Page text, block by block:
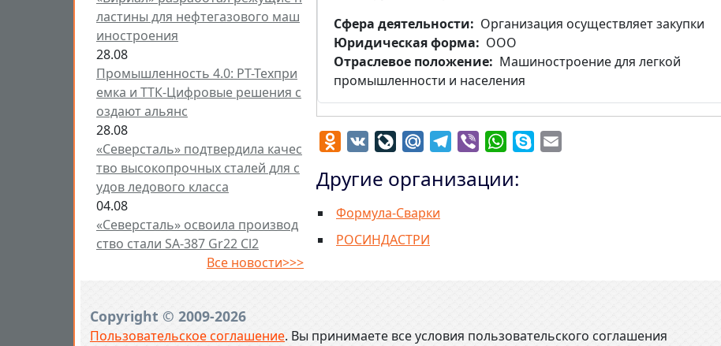
ластины для нефтегазового маш
иностроения
28.08
Промышленность 4.0: РТ-Техпри
емка и ТТК-Цифровые решения с
оздают альянс
28.08
«Северсталь» подтвердила качес
тво высокопрочных сталей для с
удов ледового класса
04.08
«Северсталь» освоила производ
ство стали SA-387 Gr22 Cl2
Все новости>>>
Cфера деятельности
Организация осуществляет закупки
Юридическая форма
ООО
Отраслевое положение
Машиностроение для легкой
промышленности и населения
Odnoklassniki
VK LiveJournal
Mail.RuTelegram
Viber WhatsApp
Skype
Другие организации:
Формула-Сварки
РОСИНДАСТРИ
Copyright © 2009-2026
Пользовательское соглашение. Вы принимаете все условия пользовательского соглашения